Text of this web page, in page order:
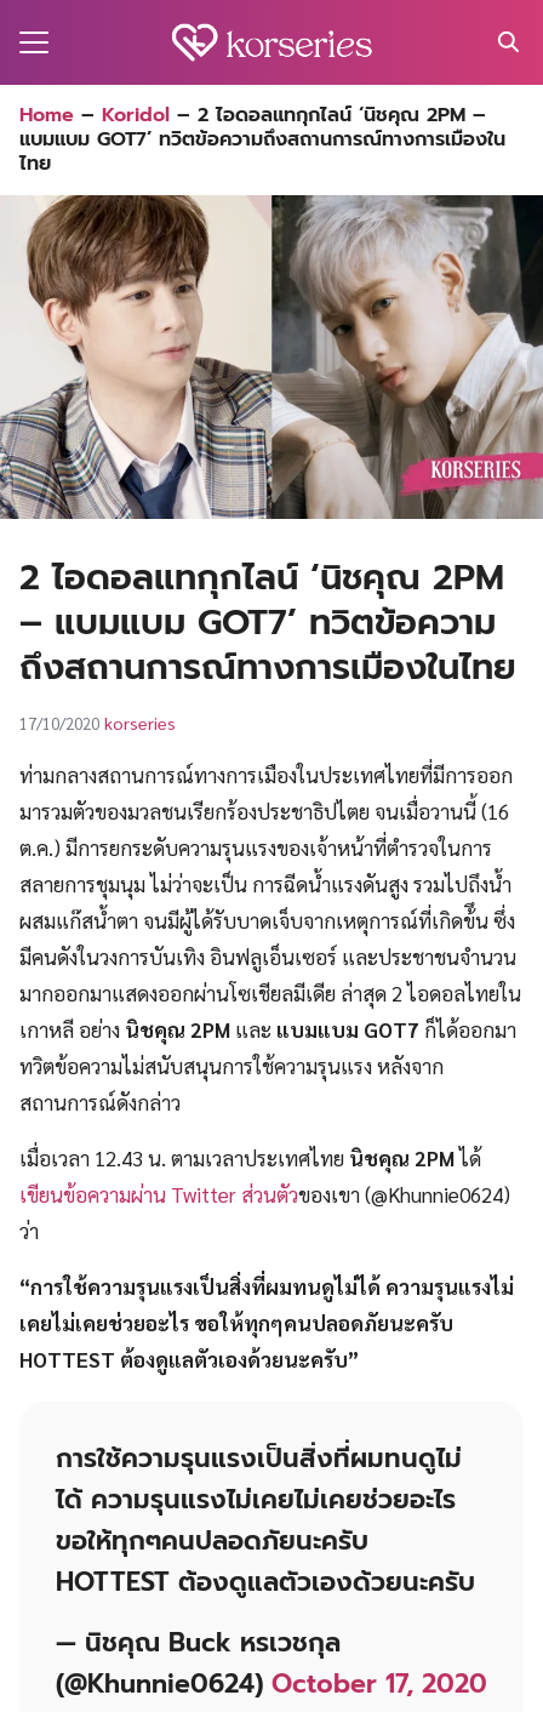
for:
Home – Koridol – 2 ไอดอลแทกุกไลน์ ‘นิชคุณ 2PM –
แบมแบม GOT7’ ทวิตข้อความถึงสถานการณ์ทางการเมืองใน
ไทย
2 ไอดอลแทกุกไลน์ ‘นิชคุณ 2PM
– แบมแบม GOT7’ ทวิตข้อความ
ถึงสถานการณ์ทางการเมืองในไทย
17/10/2020 korseries
ท่ามกลางสถานการณ์ทางการเมืองในประเทศไทยที่มีการออก
มารวมตัวของมวลชนเรียกร้องประชาธิปไตย จนเมื่อวานนี้ (16
ต.ค.) มีการยกระดับความรุนแรงของเจ้าหน้าที่ตำรวจในการ
สลายการชุมนุม ไม่ว่าจะเป็น การฉีดน้ำแรงดันสูง รวมไปถึงน้ำ
ผสมแก๊สน้ำตา จนมีผู้ได้รับบาดเจ็บจากเหตุการณ์ที่เกิดข้ึน ซึ่ง
มีคนดังในวงการบันเทิง อินฟลูเอ็นเซอร์ และประชาชนจำนวน
มากออกมาแสดงออกผ่านโซเชียลมีเดีย ล่าสุด 2 ไอดอลไทยใน
เกาหลี อย่าง นิชคุณ 2PM และ แบมแบม GOT7 ก็ได้ออกมา
ทวิตข้อความไม่สนับสนุนการใช้ความรุนแรง หลังจาก
สถานการณ์ดังกล่าว
เมื่อเวลา 12.43 น. ตามเวลาประเทศไทย นิชคุณ 2PMได้
เขียนข้อความผ่าน Twitter ส่วนตัวของเขา (@Khunnie0624)
ว่า
“การใช้ความรุนแรงเป็นสิ่งที่ผมทนดูไม่ได้ ความรุนแรงไม่
เคยไม่เคยช่วยอะไร ขอให้ทุกๆคนปลอดภัยนะครับ
HOTTEST ต้องดูแลตัวเองด้วยนะครับ”
การใช้ความรุนแรงเป็นสิ่งที่ผมทนดูไม่
ได้ ความรุนแรงไม่เคยไม่เคยช่วยอะไร
ขอให้ทุกๆคนปลอดภัยนะครับ
HOTTEST ต้องดูแลตัวเองด้วยนะครับ
— นิชคุณ Buck หรเวชกุล
(@Khunnie0624) October 17, 2020